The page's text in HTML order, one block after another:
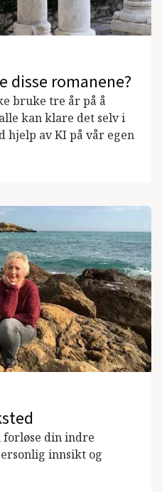
disse romanene?
bruke tre år på å
kan klare det selv i
hjelp av KI på vår egen
forløse din indre
innsikt og